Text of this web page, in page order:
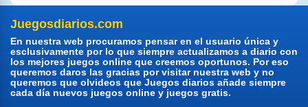
Juegosdiarios.com
En nuestra web procuramos pensar en el usuario única y
esclusivamente por lo que siempre actualizamos a diario con
los mejores juegos online que creemos oportunos. Por eso
queremos daros las gracias por visitar nuestra web y no
queremos que olvideos que Juegos diarios añade siempre
cada día nuevos juegos online y juegos gratis.